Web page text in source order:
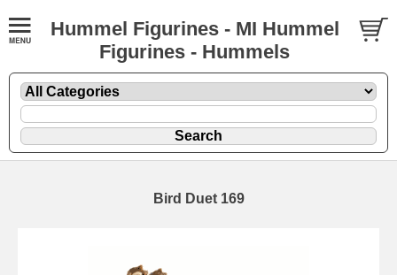
Hummel Figurines - MI Hummel
Figurines - Hummels
Bird Duet 169